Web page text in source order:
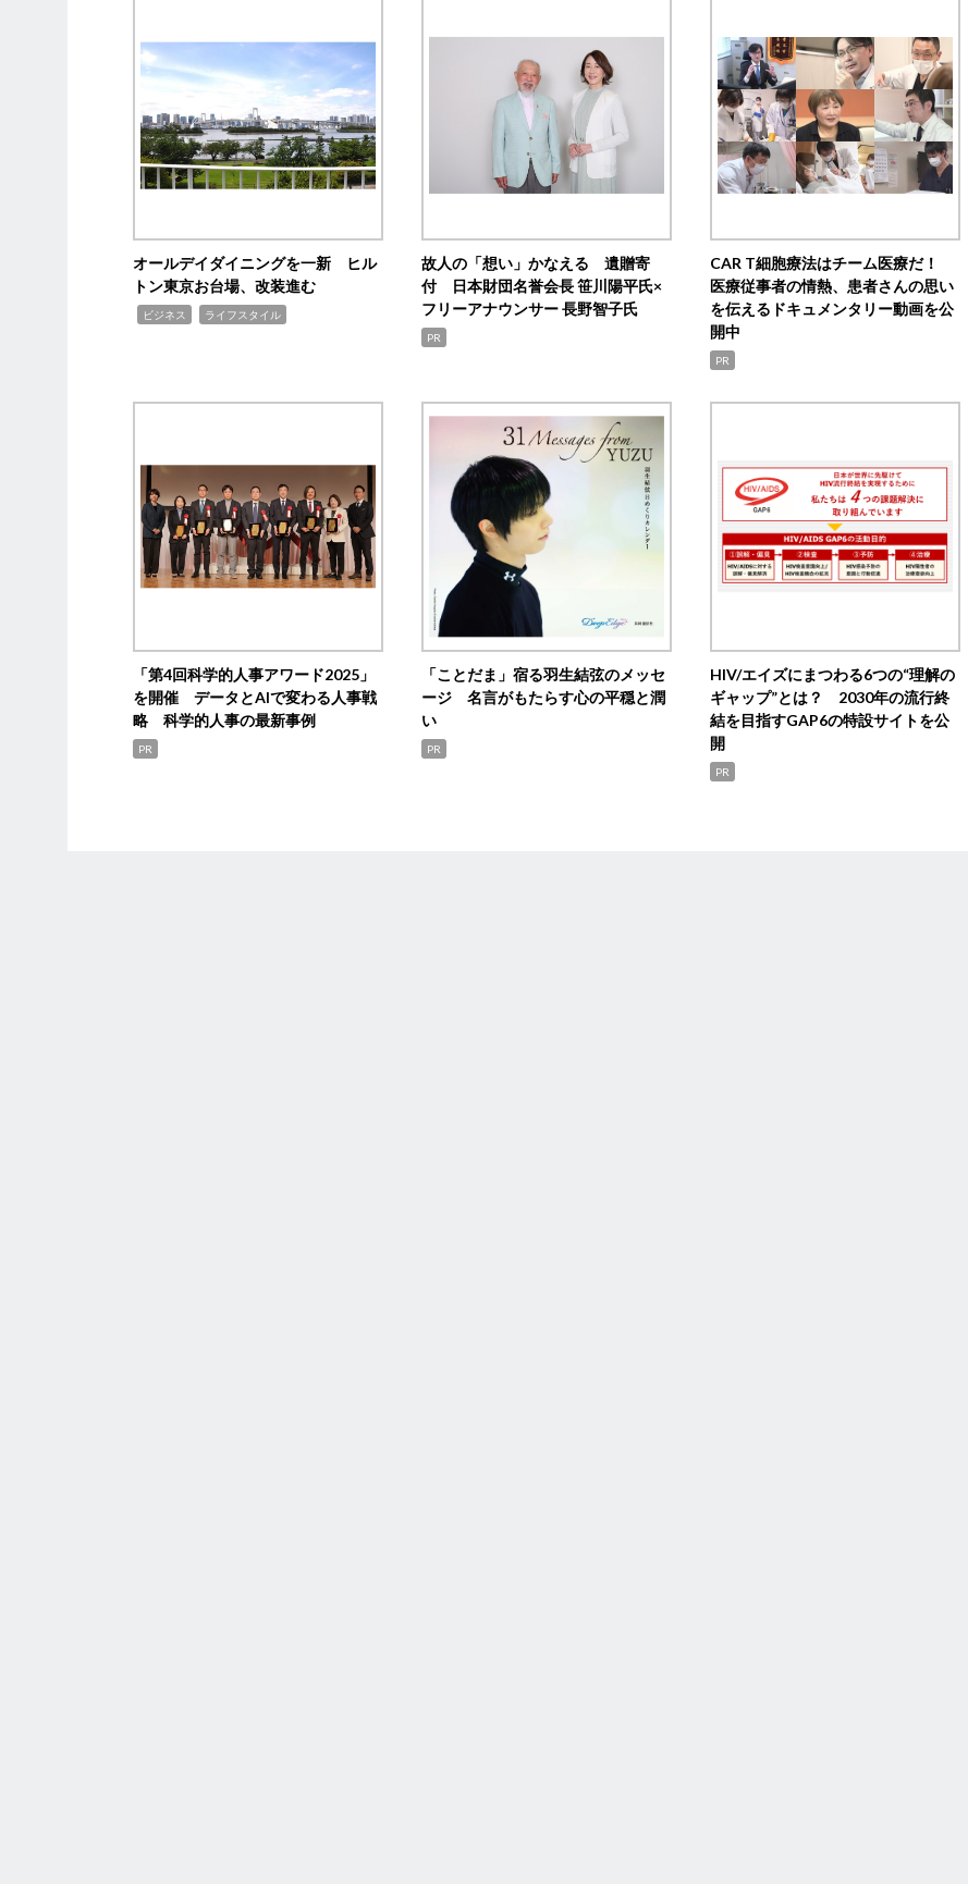
オールデイダイニングを一新 ヒル
トン東京お台場、改装進む
ビジネス ライフスタイル
故人の「想い」かなえる 遺贈寄
付 日本財団名誉会長 笹川陽平氏×
フリーアナウンサー 長野智子氏
PR
CAR T細胞療法はチーム医療だ！
医療従事者の情熱、患者さんの思い
を伝えるドキュメンタリー動画を公
開中
PR
「第4回科学的人事アワード2025」
を開催 データとAIで変わる人事戦
略 科学的人事の最新事例
PR
「ことだま」宿る羽生結弦のメッセ
ージ 名言がもたらす心の平穏と潤
い
PR
HIV/エイズにまつわる6つの“理解の
ギャップ”とは？ 2030年の流行終
結を目指すGAP6の特設サイトを公
開
PR